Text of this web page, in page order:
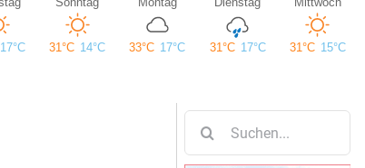
nach: